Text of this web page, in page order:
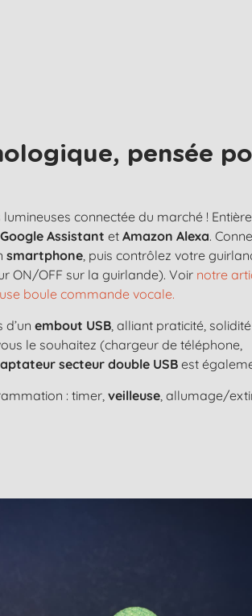
pensée
connectée du marché !
Google Assistant etAmazon Alexa.
smartphone, puis contrôlez votre
ON/OFF sur la guirlande). Voir notre
boule commande vocale.
d’unembout USB, alliant praticité,
le souhaitez (chargeur de téléphone,
secteur double USBest
: timer,veilleuse, allumage/